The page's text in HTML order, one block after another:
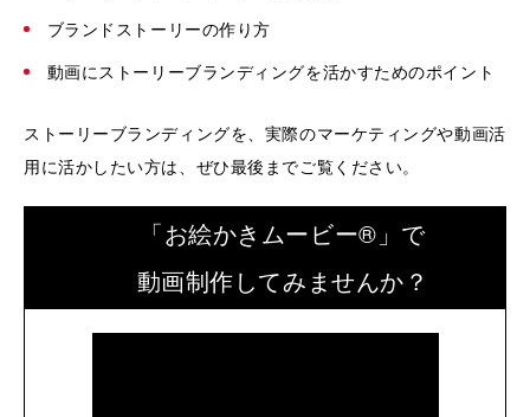
ブランドストーリーの作り方
動画にストーリーブランディングを活かすためのポイント
ストーリーブランディングを、実際のマーケティングや動画活
用に活かしたい方は、ぜひ最後までご覧ください。
「お絵かきムービー®」で
動画制作してみませんか？